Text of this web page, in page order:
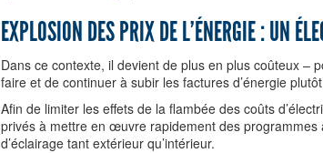
EXPLOSION DES PRIX DE L’ÉNERGIE : UN
Dans ce contexte, il devient de plus en plus coûteux –
faire et de continuer à subir les factures d’énergie
Afin de limiter les effets de la flambée des coûts
privés à mettre en œuvre rapidement des
d’éclairage tant extérieur qu’intérieur.